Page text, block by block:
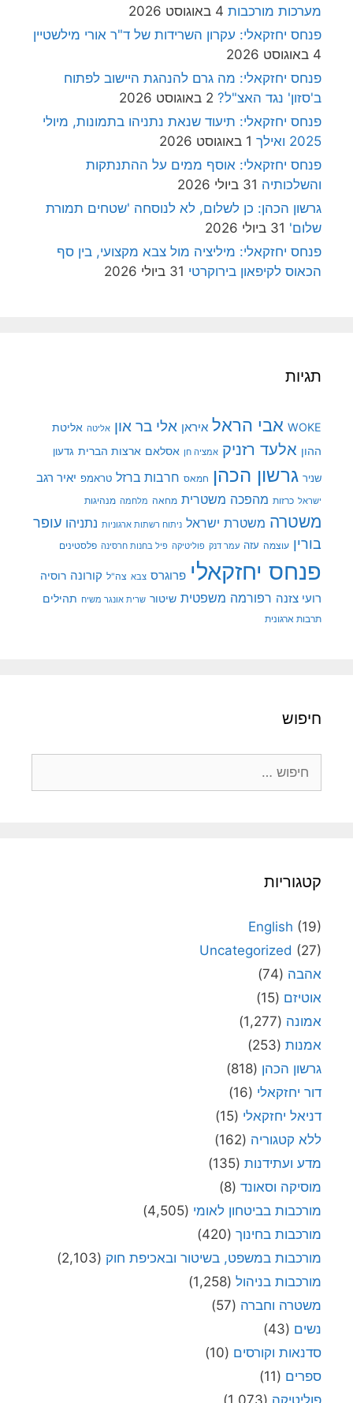
מערכות מורכבות 4 באוגוסט 2026
פנחס יחזקאלי: עקרון השרידות של ד"ר אורי מילשטיין
4 באוגוסט 2026
פנחס יחזקאלי: מה גרם להנהגת היישוב לפתוח
ב'סזון' נגד האצ"ל? 2 באוגוסט 2026
פנחס יחזקאלי: תיעוד שנאת נתניהו בתמונות, מיולי
2025 ואילך
1 באוגוסט 2026
פנחס יחזקאלי: אוסף ממים על ההתנתקות
והשלכותיה 31 ביולי 2026
גרשון הכהן: כן לשלום, לא לנוסחה 'שטחים תמורת
שלום' 31 ביולי 2026
פנחס יחזקאלי: מיליציה מול צבא מקצועי, בין סף
הכאוס לקיפאון בירוקרטי 31 ביולי 2026
תגיות
WOKE אבי הראל איראן אלי בר און אליטה אליטת
ההון אלעד רזניק אמציה חן אסלאם ארצות הברית גדעון
שניר גרשון הכהן חמאס חרבות ברזל טראמפ יאיר רגב
ישראל כרזות מהפכה משטרית מחאה מלחמה מנהיגות
משטרה משטרת ישראל ניתוח רשתות ארגוניות נתניהו עופר
בורין עוצמה עזה עמר דנק פוליטיקה פיל בחנות חרסינה פלסטינים
פנחס יחזקאלי פרוגרס צבא צה"ל קורונה רוסיה
רועי צזנה רפורמה משפטית שיטור שרית אונגר משיח תהילים
תרבות ארגונית
חיפוש
קטגוריות
English (19)
Uncategorized (27)
אהבה (74)
אוטיזם (15)
אמונה (1,277)
אמנות (253)
גרשון הכהן (818)
דור יחזקאלי (16)
דניאל יחזקאלי (15)
ללא קטגוריה (162)
מדע ועתידנות (135)
מוסיקה וסאונד (8)
מורכבות בביטחון לאומי (4,505)
מורכבות בחינוך (420)
מורכבות במשפט, בשיטור ובאכיפת חוק (2,103)
מורכבות בניהול (1,258)
משטרה וחברה (57)
נשים (43)
סדנאות וקורסים (10)
ספרים (11)
פוליטיקה (1,073)